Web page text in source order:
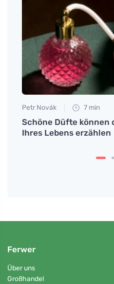
Petr Novák 7 min
Schöne Düfte können
Ihres Lebens erzählen
Ferwer
Über uns
Großhandel